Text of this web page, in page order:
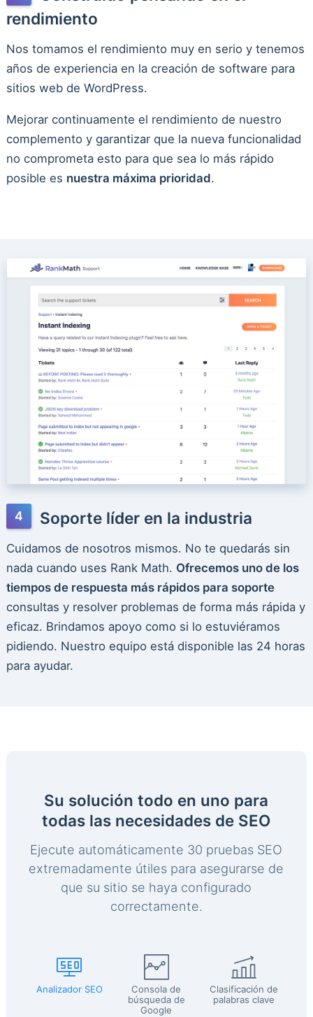
rendimiento
Nos tomamos el rendimiento muy en serio y tenemos
años de experiencia en la creación de software para
sitios web de WordPress.
Mejorar continuamente el rendimiento de nuestro
complemento y garantizar que la nueva funcionalidad
no comprometa esto para que sea lo más rápido
posible es nuestra máxima prioridad.
Soporte líder en la industria
Cuidamos de nosotros mismos. No te quedarás sin
nada cuando uses Rank Math. Ofrecemos uno de los
tiempos de respuesta más rápidos para soporte
consultas y resolver problemas de forma más rápida y
eficaz. Brindamos apoyo como si lo estuviéramos
pidiendo. Nuestro equipo está disponible las 24 horas
para ayudar.
Su solución todo en uno para
todas las necesidades de SEO
Ejecute automáticamente 30 pruebas SEO
extremadamente útiles para asegurarse de
que su sitio se haya configurado
correctamente.
Analizador SEO
Consola de
búsqueda de
Google
Clasificación de
palabras clave